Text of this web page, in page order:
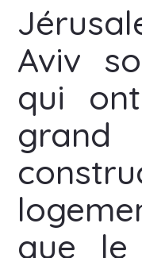
Aviv
qui
grand
que le